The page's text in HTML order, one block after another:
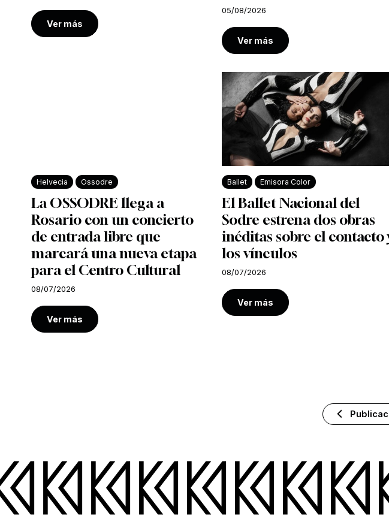
Ver más
05/08/2026
Ver más
Helvecia Ossodre
La OSSODRE llega a
Rosario con un concierto
de entrada libre que
marcará una nueva etapa
para el Centro Cultural
08/07/2026
Ver más
Ballet Emisora Color
El Ballet Nacional del
Sodre estrena dos obras
inéditas sobre el contacto
los vínculos
08/07/2026
Ver más